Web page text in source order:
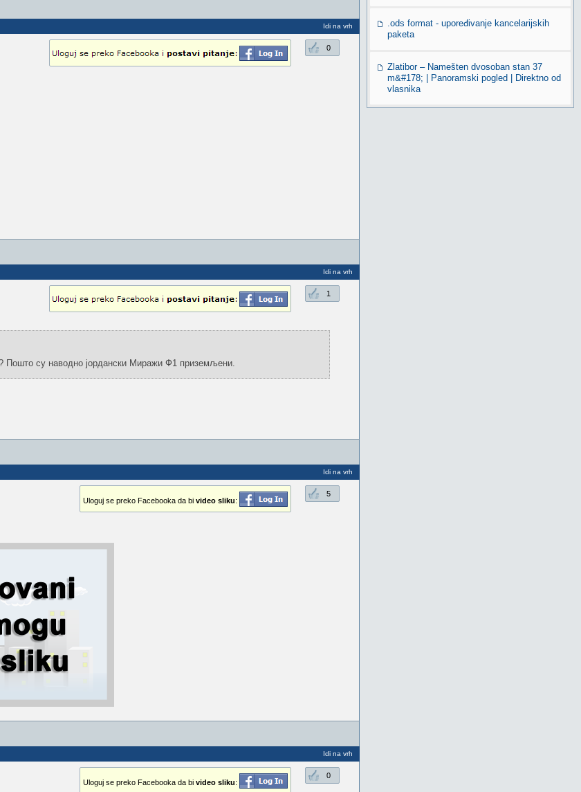
Idi na vrh
0
Idi na vrh
1
Пошто су наводно јордански Миражи Ф1 приземљени.
Idi na vrh
5
Uloguj se preko Facebooka da bi video sliku:
Idi na vrh
0
Uloguj se preko Facebooka da bi video sliku:
.ods format - upoređivanje kancelarijskih
paketa
Zlatibor – Namešten dvosoban stan 37
m&#178; | Panoramski pogled | Direktno od
vlasnika